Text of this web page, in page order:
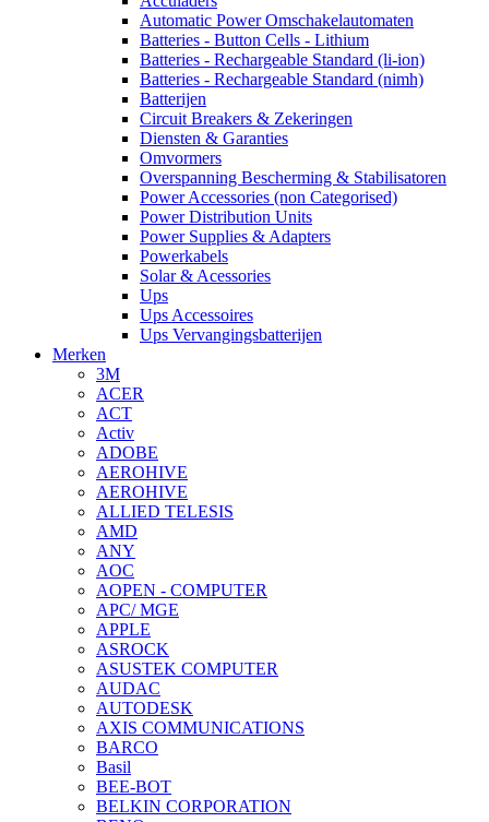
Automatic Power Omschakelautomaten
Batteries - Button Cells - Lithium
Batteries - Rechargeable Standard (li-ion)
Batteries - Rechargeable Standard (nimh)
Batterijen
Circuit Breakers & Zekeringen
Diensten & Garanties
Omvormers
Overspanning Bescherming & Stabilisatoren
Power Accessories (non Categorised)
Power Distribution Units
Power Supplies & Adapters
Powerkabels
Solar & Acessories
Ups
Ups Accessoires
Ups Vervangingsbatterijen
Merken
3M
ACER
ACT
Activ
ADOBE
AEROHIVE
AEROHIVE
ALLIED TELESIS
AMD
ANY
AOC
AOPEN - COMPUTER
APC/ MGE
APPLE
ASROCK
ASUSTEK COMPUTER
AUDAC
AUTODESK
AXIS COMMUNICATIONS
BARCO
Basil
BEE-BOT
BELKIN CORPORATION